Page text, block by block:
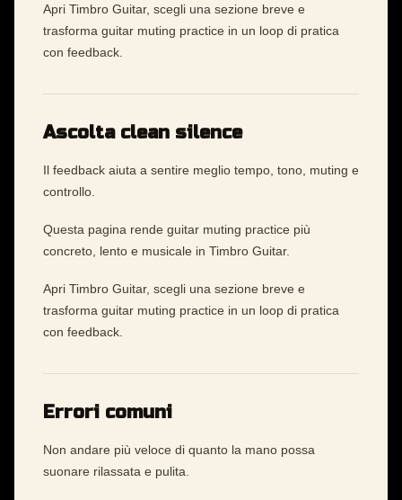
Apri Timbro Guitar, scegli una sezione breve e
trasforma guitar muting practice in un loop di pratica
con feedback.
Ascolta clean silence
Il feedback aiuta a sentire meglio tempo, tono, muting e
controllo.
Questa pagina rende guitar muting practice più
concreto, lento e musicale in Timbro Guitar.
Apri Timbro Guitar, scegli una sezione breve e
trasforma guitar muting practice in un loop di pratica
con feedback.
Errori comuni
Non andare più veloce di quanto la mano possa
suonare rilassata e pulita.